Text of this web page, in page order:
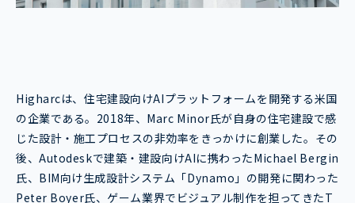
Higharcは、住宅建設向けAIプラットフォームを開発する米国
の企業である。2018年、Marc Minor氏が自身の住宅建設で感
じた設計・施工プロセスの非効率をきっかけに創業した。その
後、Autodeskで建築・建設向けAIに携わったMichael Bergin
氏、BIM向け生成設計システム「Dynamo」の開発に関わった
Peter Boyer氏、ゲーム業界でビジュアル制作を担ってきたT